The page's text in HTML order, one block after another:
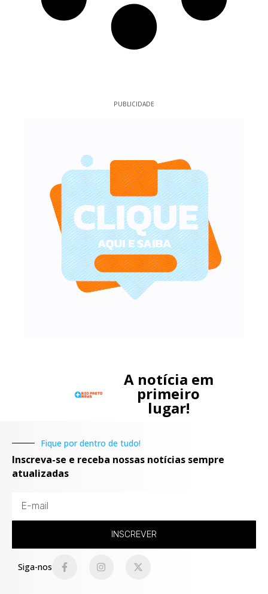
PUBLICIDADE
A notícia em
primeiro
lugar!
Fique por dentro de tudo!
Inscreva-se e receba nossas notícias sempre
atualizadas
INSCREVER
Siga-nos